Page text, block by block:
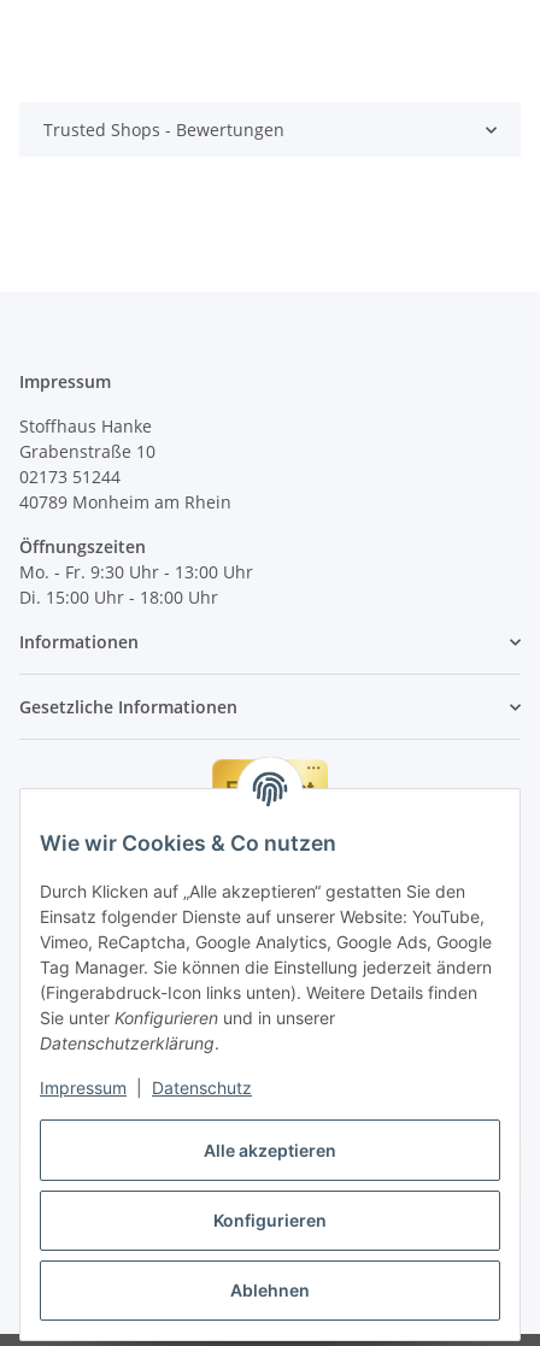
Alle akzeptieren
Konfigurieren
Ablehnen
Wie wir Cookies & Co nutzen
Durch Klicken auf „Alle akzeptieren“ gestatten Sie den
Einsatz folgender Dienste auf unserer Website: YouTube,
Vimeo, ReCaptcha, Google Analytics, Google Ads, Google
Tag Manager. Sie können die Einstellung jederzeit ändern
(Fingerabdruck-Icon links unten). Weitere Details finden
Sie unter Konfigurieren und in unserer
Datenschutzerklärung.
Impressum Datenschutz
Trusted Shops - Bewertungen
Impressum
Stoffhaus Hanke
Grabenstraße 10
02173 51244
40789 Monheim am Rhein
Öffnungszeiten
Mo. - Fr. 9:30 Uhr - 13:00 Uhr
Di. 15:00 Uhr - 18:00 Uhr
Informationen
Gesetzliche Informationen
Vertrag widerrufen
* Alle Preise inkl. gesetzlicher MwSt., zzgl.Versand